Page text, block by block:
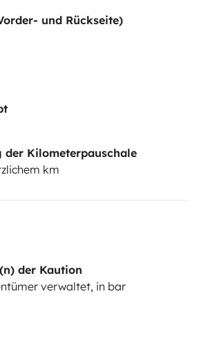
und Rückseite)
der Kilometerpauschale
km
der Kaution
verwaltet, in bar